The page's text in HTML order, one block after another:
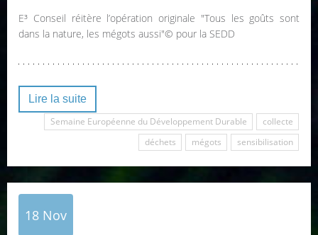
E³ Conseil réitère l’opération originale "Tous les goûts sont
dans la nature, les mégots aussi"© pour la SEDD
Lire la suite
Semaine Européenne du Développement Durable
collecte
déchets
mégots sensibilisation
18 Nov